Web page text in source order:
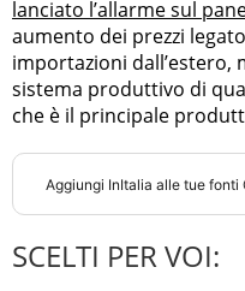
lanciato l’allarme sul
aumento dei prezzi
importazioni dall’estero,
sistema produttivo di
che è il principale
Aggiungi InItalia alle tue fonti
SCELTI PER VOI: